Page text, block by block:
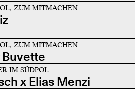
ZUM MITMACHEN
ZUM MITMACHEN
Buvette
IM SÜDPOL
x Elias Menzi